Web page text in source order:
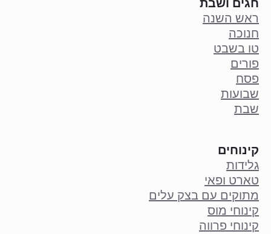
ראש השנה
חנוכה
טו בשבט
פורים
פסח
שבועות
שבת
קינוחים
גלידות
טארט ופאי
מתוקים עם בצק עלים
קינוחי מוס
קינוחי פרווה